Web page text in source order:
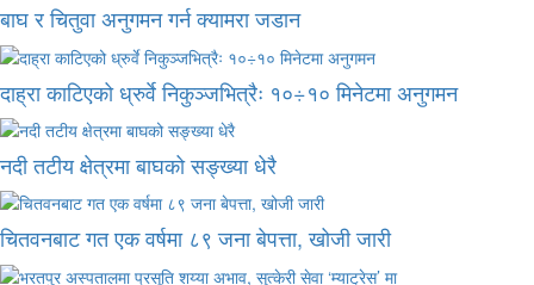
बाघ र चितुवा अनुगमन गर्न क्यामरा जडान
दाह्रा काटिएको ध्रुर्वे निकुञ्जभित्रैः १०÷१० मिनेटमा अनुगमन
नदी तटीय क्षेत्रमा बाघको सङ्ख्या धेरै
चितवनबाट गत एक वर्षमा ८९ जना बेपत्ता, खोजी जारी